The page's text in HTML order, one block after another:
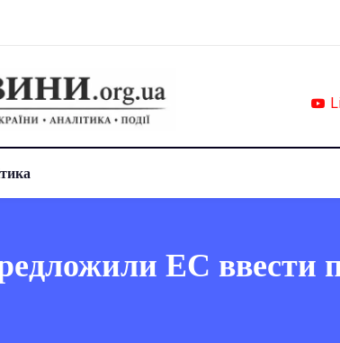
ЕС ввести